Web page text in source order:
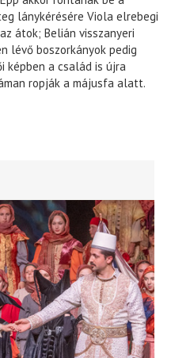
lánykérésére Viola elrebegi
átok; Belián visszanyeri
lévő boszorkányok pedig
képben a család is újra
ropják a májusfa alatt.